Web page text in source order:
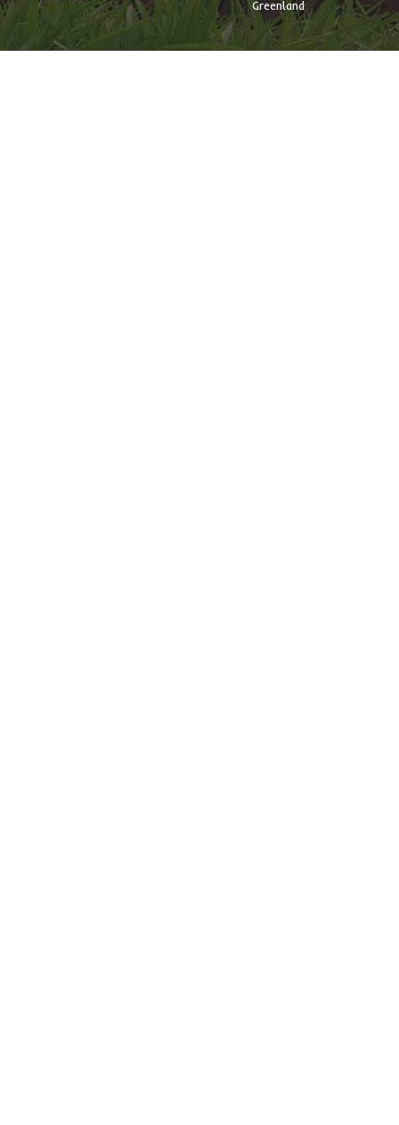
Greenland